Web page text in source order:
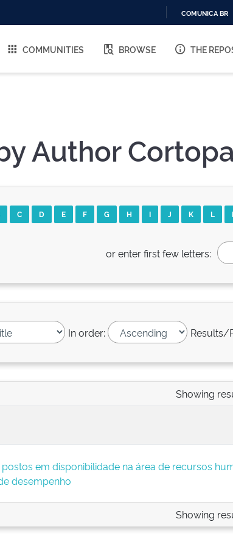
O
COMUNICA BR
COMMUNITIES BROWSE THE
Author
C D E F G H I J K L
or enter first few letters:
In order: Results/
Showing
em disponibilidade na área de recursos
desempenho
Showing